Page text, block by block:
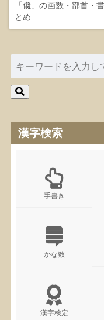
「儳」の画数・部首・
とめ
漢字検索
手書き
かな数
漢字検定